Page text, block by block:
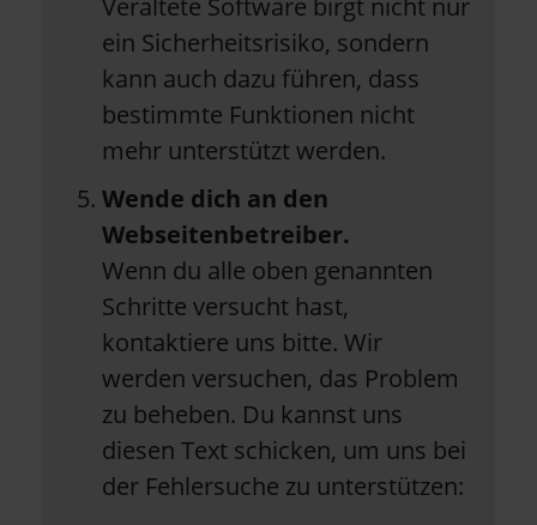
Veraltete Software birgt nicht nur
ein Sicherheitsrisiko, sondern
kann auch dazu führen, dass
bestimmte Funktionen nicht
mehr unterstützt werden.
Wende dich an den
Webseitenbetreiber.
Wenn du alle oben genannten
Schritte versucht hast,
kontaktiere uns bitte. Wir
werden versuchen, das Problem
zu beheben. Du kannst uns
diesen Text schicken, um uns bei
der Fehlersuche zu unterstützen: